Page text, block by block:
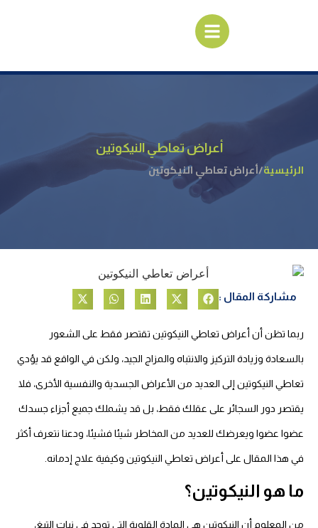
أعراض تعاطي النيكوتين
الرئيسية/أعراض تعاطي النيكوتين
مشاركة المقال :
ربما تظن أن أعراض تعاطي النيكوتين تقتصر فقط على الشعور
بالسعادة وزيادة التركيز والانتباه والمزاج الجيد، ولكن في الواقع قد يؤدي
تعاطي النيكوتين إلى العديد من الأعراض الجسدية والنفسية الأخرى، فلا
يقتصر دور السجائر على عقلك فقط، بل قد يشملك جميع أجزاء جسدك
عضوا عضوا ويعرضك للعديد من المخاطر شيئا فشيئا، ودعنا نتعرف أكثر
في هذا المقال على أعراض تعاطي النيكوتين وكيفية علاج إدمانه.
ما هو النيكوتين؟
من المعلوم أن النيكوتين هي المادة القلوية التي توجد في نبات التبغ،